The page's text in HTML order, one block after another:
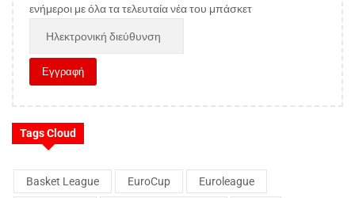
ενήμεροι με όλα τα τελευταία νέα του μπάσκετ
Tags Cloud
Basket League EuroCup Euroleague